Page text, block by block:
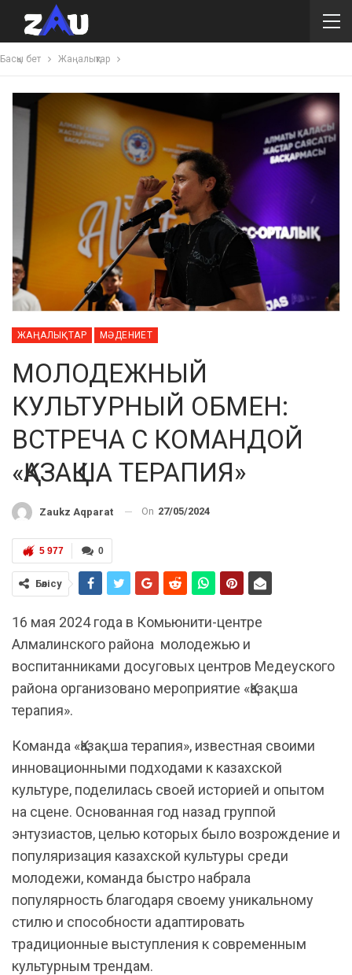
Басқы бет Жаңалықтар
ЖАҢАЛЫҚТАР МӘДЕНИЕТ
МОЛОДЕЖНЫЙ
КУЛЬТУРНЫЙ ОБМЕН:
ВСТРЕЧА С КОМАНДОЙ
«ҚАЗАҚША ТЕРАПИЯ»
Zaukz Aqparat On 27/05/2024
0
5 977
Бөлісу
16 мая 2024 года в Комьюнити-центре
Алмалинского района молодежью и
воспитанниками досуговых центров Медеуского
района организовано мероприятие «Қазақша
терапия».
Команда «Қазақша терапия», известная своими
инновационными подходами к казахской
культуре, поделилась своей историей и опытом
на сцене. Основанная год назад группой
энтузиастов, целью которых было возрождение и
популяризация казахской культуры среди
молодежи, команда быстро набрала
популярность благодаря своему уникальному
стилю и способности адаптировать
традиционные выступления к современным
культурным трендам.